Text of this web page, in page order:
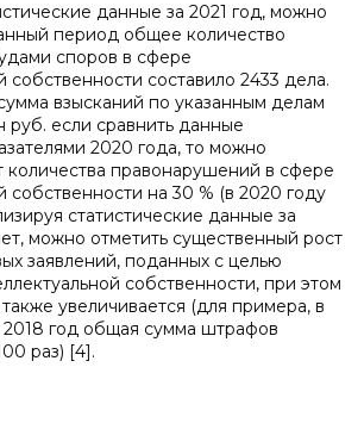
данные за 2021 год, можно
период общее количество
споров в сфере
собственности составило 2433 дела.
взысканий по указанным делам
руб. если сравнить данные
2020 года, то можно
количества правонарушений в сфере
собственности на 30 % (в 2020 году
статистические данные за
можно отметить существенный рост
заявлений, поданных с целью
собственности, при этом
увеличивается (для примера, в
год общая сумма штрафов
раз) [4].